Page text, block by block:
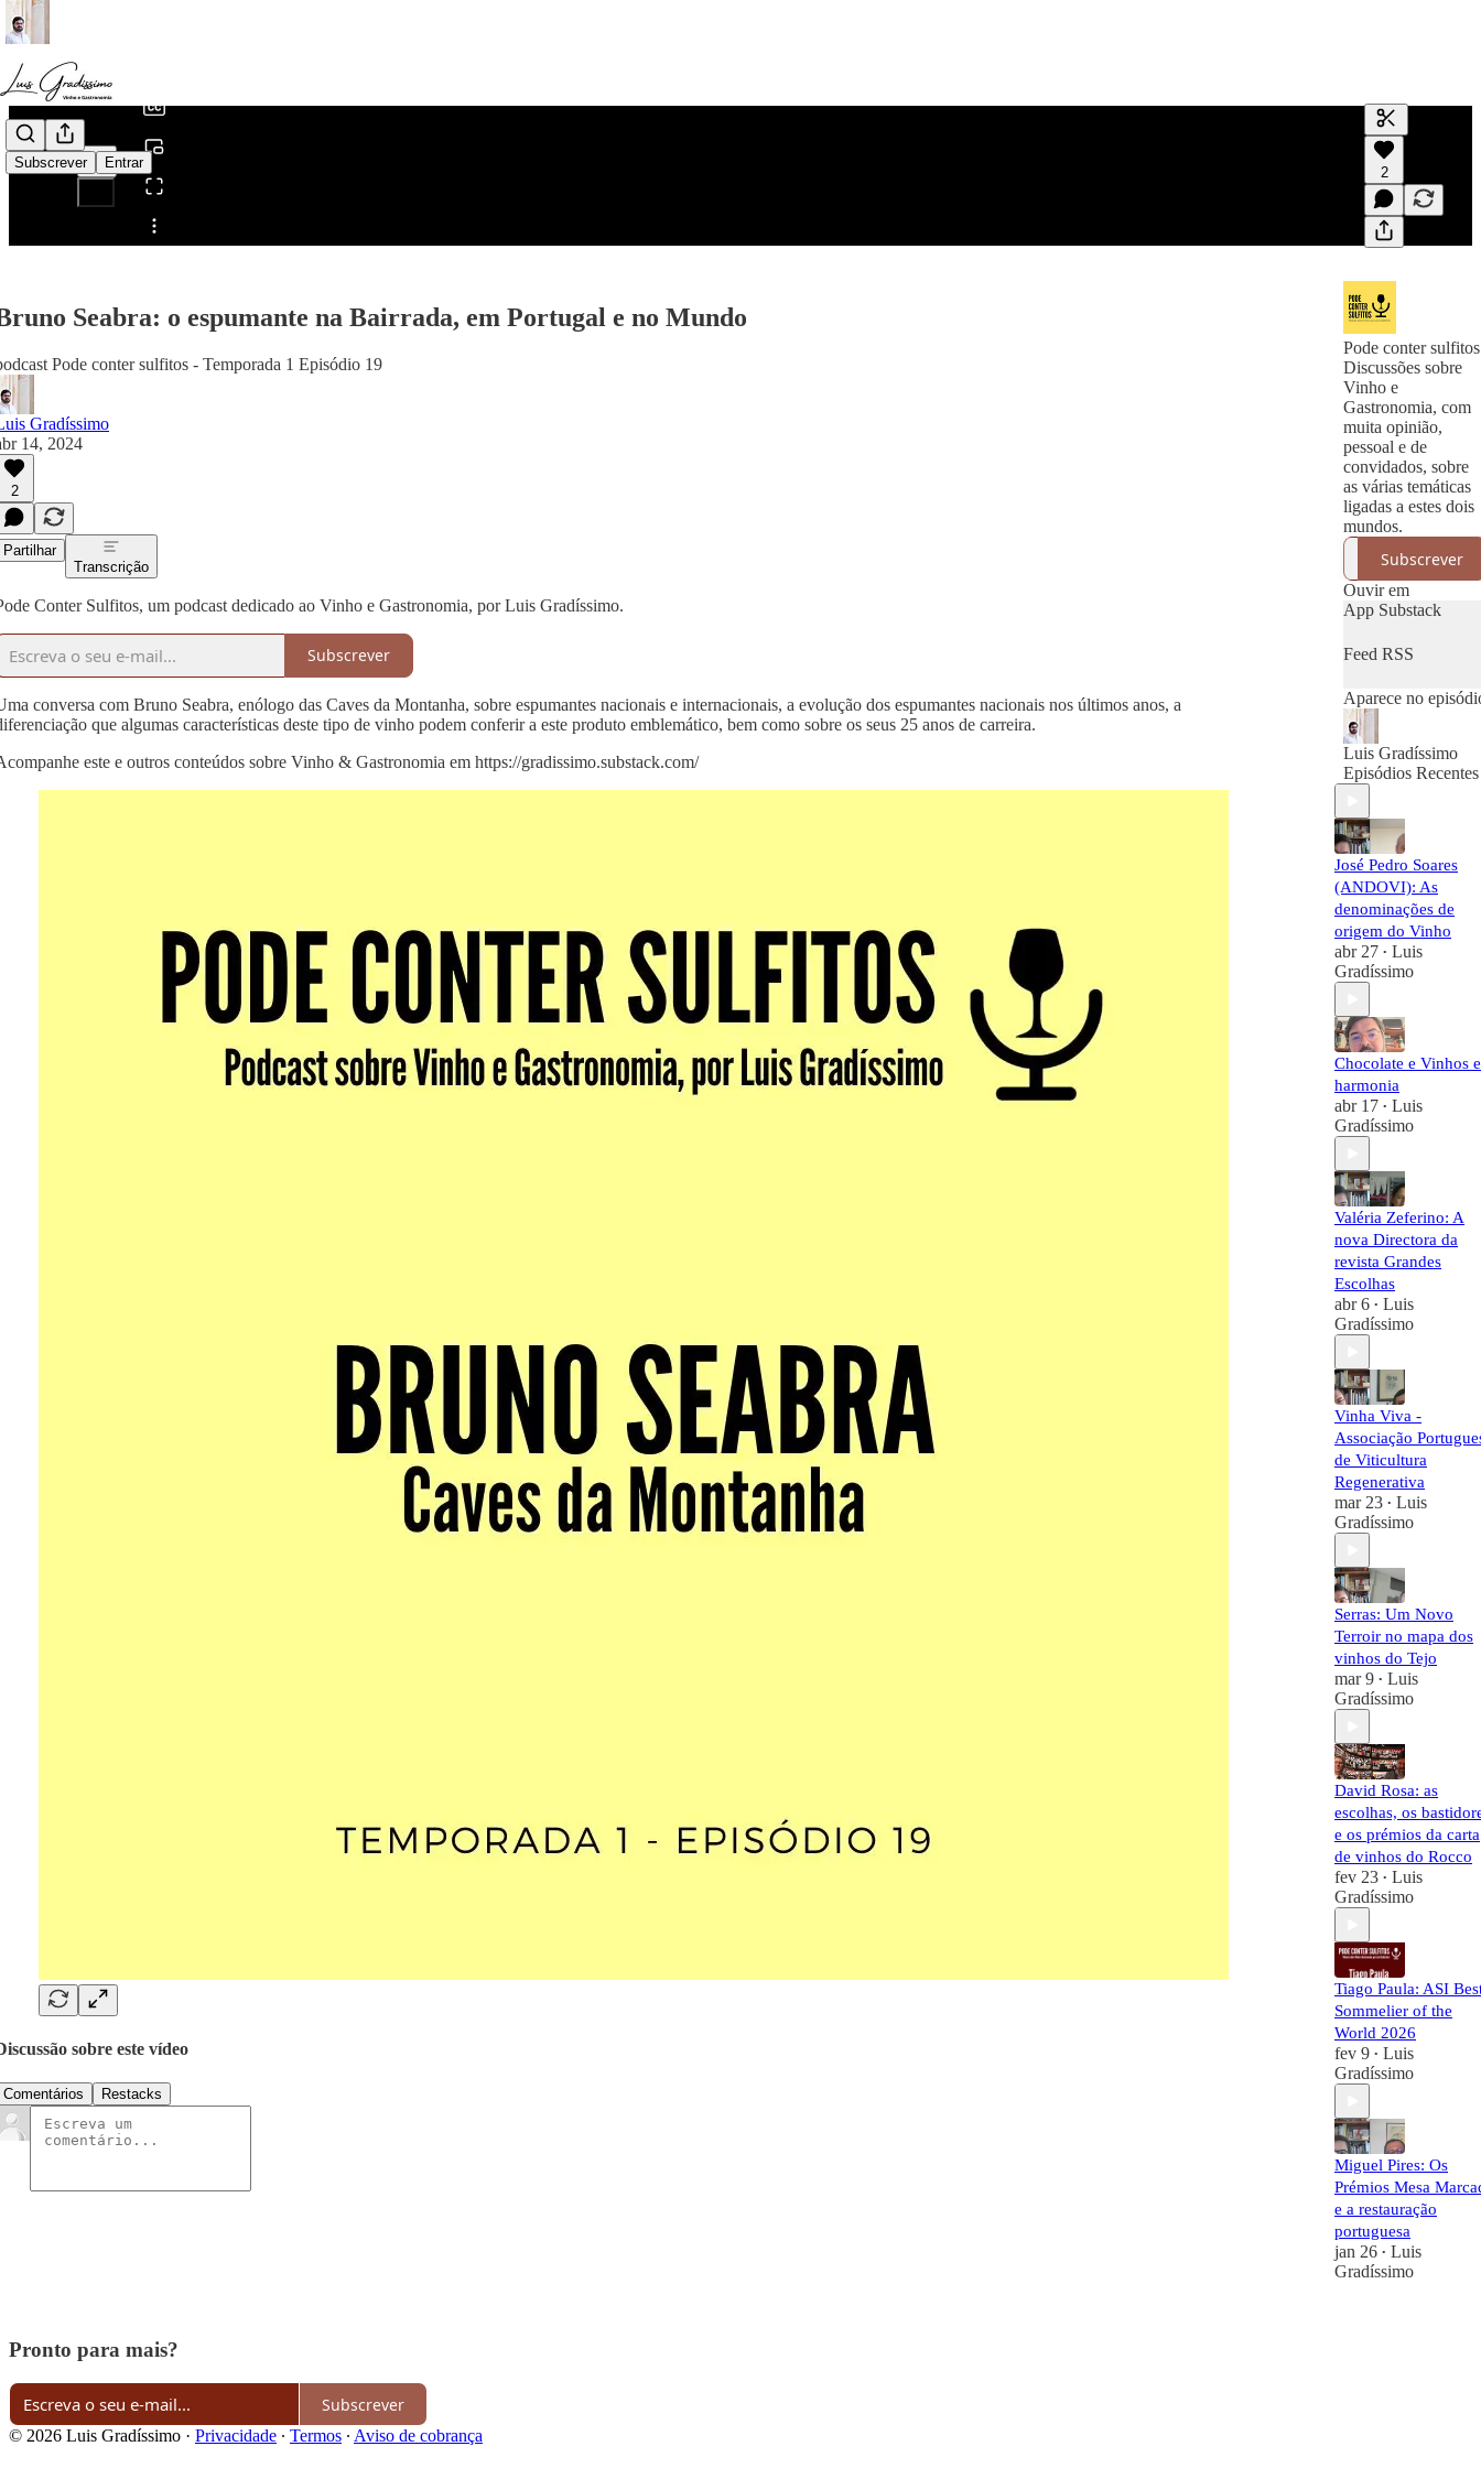
Subscrever Entrar
Partilhar a partir de0:00
Gerar
Uma
2
Seabra: o espumante na Bairrada, em Portugal e no Mundo
Pode conter sulfitos - Temporada 1 Episódio 19
Gradíssimo
14, 2024
2
Partilhar
Transcrição
Conter Sulfitos, um podcast dedicado ao Vinho e Gastronomia, por Luis Gradíssimo.
Subscrever
conversa com Bruno Seabra, enólogo das Caves da Montanha, sobre espumantes nacionais e internacionais, a evolução dos espumantes nacionais nos últimos anos, a
que algumas características deste tipo de vinho podem conferir a este produto emblemático, bem como sobre os seus 25 anos de carreira.
este e outros conteúdos sobre Vinho & Gastronomia em https://gradissimo.substack.com/
sobre este vídeo
Comentários Restacks
Pode conter sulfitos
Discussões sobre
Vinho e
Gastronomia, com
muita opinião,
pessoal e de
convidados, sobre
as várias temáticas
ligadas a estes dois
mundos.
Subscrever
Ouvir em
App Substack
Feed RSS
Aparece no
Luis Gradíssimo
Episódios Recentes
José Pedro Soares
(ANDOVI): As
denominações de
origem do Vinho
abr 27 • Luis
Gradíssimo
Chocolate e Vinhos
harmonia
abr 17 • Luis
Gradíssimo
Valéria Zeferino: A
nova Directora da
revista Grandes
Escolhas
abr 6 • Luis
Gradíssimo
Vinha Viva -
Associação
de Viticultura
Regenerativa
mar 23 • Luis
Gradíssimo
Serras: Um Novo
Terroir no mapa dos
vinhos do Tejo
mar 9 • Luis
Gradíssimo
David Rosa: as
escolhas, os
e os prémios da carta
de vinhos do Rocco
fev 23 • Luis
Gradíssimo
Tiago Paula: ASI
Sommelier of the
World 2026
fev 9 • Luis
Gradíssimo
Miguel Pires: Os
Prémios Mesa
e a restauração
portuguesa
jan 26 • Luis
Gradíssimo
Pronto para mais?
Subscrever
© 2026 Luis Gradíssimo · Privacidade ∙ Termos ∙ Aviso de cobrança